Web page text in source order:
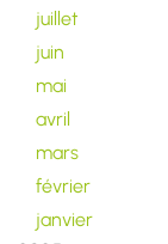
juillet
juin
mai
avril
mars
février
janvier